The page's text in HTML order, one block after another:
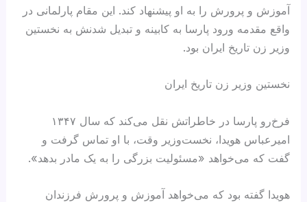
آموزش‌ و پرورش را به او پیشنهاد کند. این مقام پارلمانی در
واقع مقدمه ورود پارسا به کابینه و تبدیل شدنش به نخستین
وزیر زن تاریخ ایران بود.
نخستین وزیر زن تاریخ ایران
فرخ‌رو پارسا در خاطراتش نقل می‌کند که سال ۱۳۴۷
امیرعباس هویدا، نخست‌وزیر وقت، با او تماس گرفت و
گفت که می‌خواهد «مسئولیت بزرگی را به یک مادر بدهد».
هویدا گفته بود که می‌خواهد آموزش‌ و پرورش فرزندان